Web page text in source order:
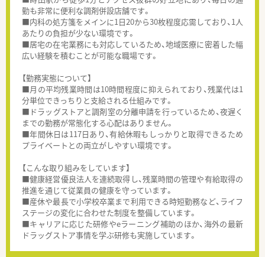
勤も非常に便利な調剤併設店舗です。
■内科の処方箋をメインに1日20から30枚程度応需しており、1人
あたりの負担が少ない環境です。
■居宅の在宅業務にも対応しているため、地域医療に密着した幅
広い経験を積むことが可能な職場です。
【勤務実態について】
■月の平均残業時間は10時間程度に抑えられており、残業代は1
分単位できっちりと支給される仕組みです。
■ドラッグストアと調剤室の分離申請を行っているため、夜遅く
までの勤務が常態化する心配はありません。
■年間休日は117日あり、有給休暇もしっかりと取得できるため
プライベートとの両立がしやすい環境です。
【こんな取り組みをしています】
■健康経営優良法人を連続取得し、残業時間の管理や有給取得の
推進を通じて従業員の健康を守っています。
■産休や最長で小学校卒業まで利用できる時短勤務など、ライフ
ステージの変化に合わせた制度を整備しています。
■キャリアに応じた研修やeラーニング補助のほか、海外の最新
ドラッグストア事情を学ぶ研修も実施しています。